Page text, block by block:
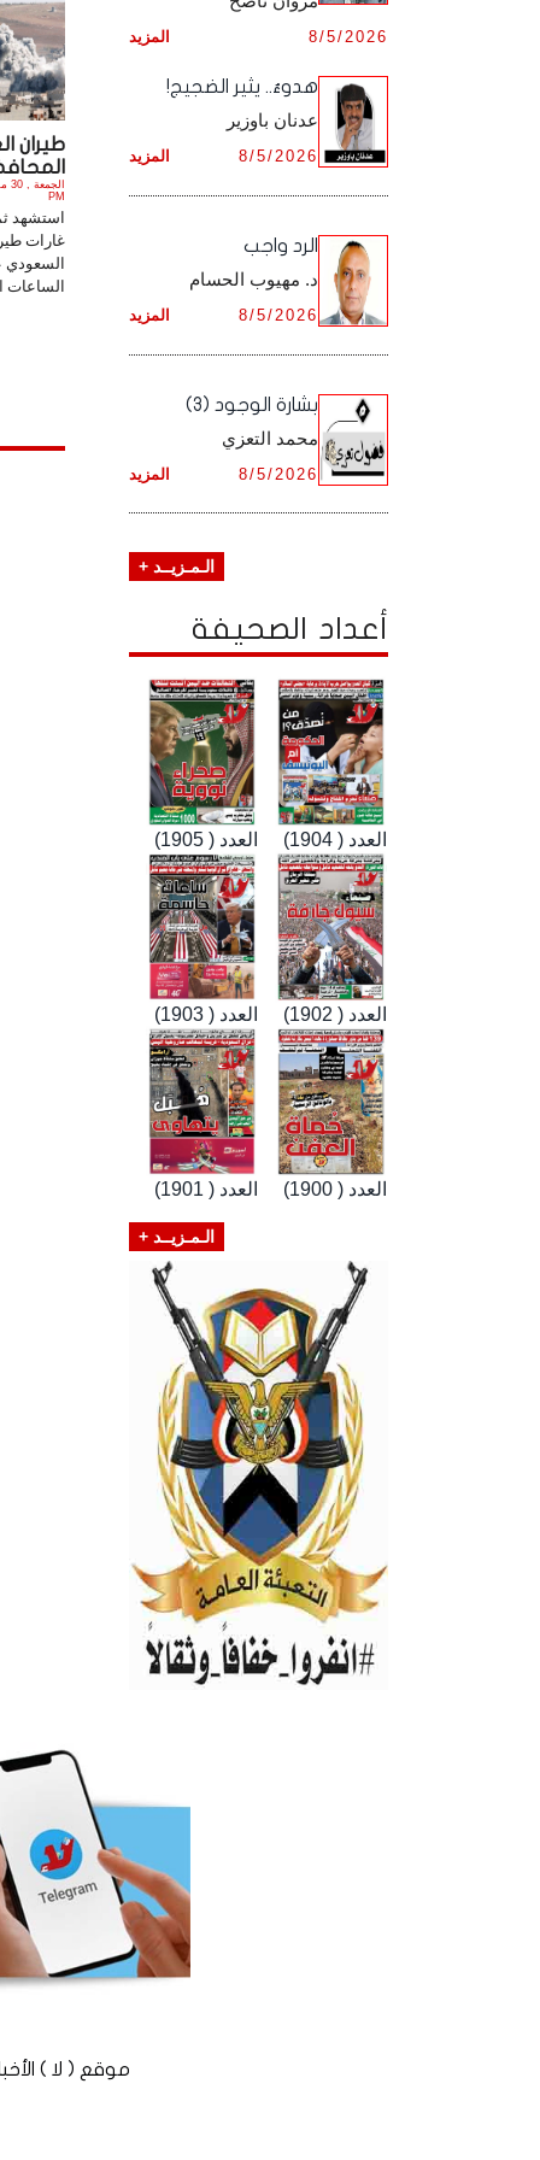
طيران
PM
استشهد
غارات
السعودي
الساعات
أرشيف شهر ديـسـمـبـر ,
أرشيف شهر نـوفـمـبـر ,
أرشيف شهر ديـسـمـبـر ,
المزيد 8/5/2026
هدوءٌ.. يثير الضجيج!
عدنان باوزير
المزيد 8/5/2026
الرد واجب
د. مهيوب الحسام
المزيد 8/5/2026
بشارة الوجود (3)
محمد التعزي
المزيد 8/5/2026
الـمـزيــد +
أعداد الصحيفة
العدد ( 1905) العدد ( 1904)
العدد ( 1903) العدد ( 1902)
العدد ( 1901) العدد ( 1900)
الـمـزيــد +
موقع ( لا ) الأخباري المستقل ©